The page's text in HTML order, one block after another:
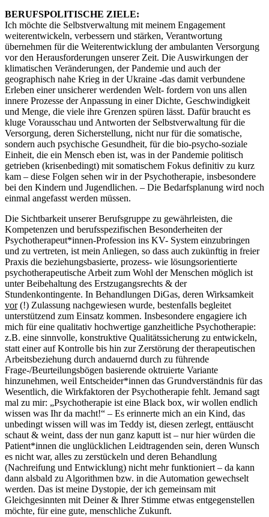
BERUFSPOLITISCHE ZIELE:
Ich möchte die Selbstverwaltung mit meinem Engagement
weiterentwickeln, verbessern und stärken, Verantwortung
übernehmen für die Weiterentwicklung der ambulanten Versorgung
vor den Herausforderungen unserer Zeit. Die Auswirkungen der
klimatischen Veränderungen, der Pandemie und auch der
geographisch nahe Krieg in der Ukraine -das damit verbundene
Erleben einer unsicherer werdenden Welt- fordern von uns allen
innere Prozesse der Anpassung in einer Dichte, Geschwindigkeit
und Menge, die viele ihre Grenzen spüren lässt. Dafür braucht es
kluge Vorausschau und Antworten der Selbstverwaltung für die
Versorgung, deren Sicherstellung, nicht nur für die somatische,
sondern auch psychische Gesundheit, für die bio-psycho-soziale
Einheit, die ein Mensch eben ist, was in der Pandemie politisch
getrieben (krisenbedingt) mit somatischem Fokus definitiv zu kurz
kam – diese Folgen sehen wir in der Psychotherapie, insbesondere
bei den Kindern und Jugendlichen. – Die Bedarfsplanung wird noch
einmal angefasst werden müssen.
Die Sichtbarkeit unserer Berufsgruppe zu gewährleisten, die
Kompetenzen und berufsspezifischen Besonderheiten der
Psychotherapeut*innen-Profession ins KV- System einzubringen
und zu vertreten, ist mein Anliegen, so dass auch zukünftig in freier
Praxis die beziehungsbasierte, prozess- wie lösungsorientierte
psychotherapeutische Arbeit zum Wohl der Menschen möglich ist
unter Beibehaltung des Erstzugangsrechts & der
Stundenkontingente. In Behandlungen DiGas, deren Wirksamkeit
vor(!) Zulassung nachgewiesen wurde, bestenfalls begleitet
unterstützend zum Einsatz kommen. Insbesondere engagiere ich
mich für eine qualitativ hochwertige ganzheitliche Psychotherapie:
z.B. eine sinnvolle, konstruktive Qualitätssicherung zu entwickeln,
statt einer auf Kontrolle bis hin zur Zerstörung der therapeutischen
Arbeitsbeziehung durch andauernd durch zu führende
Frage-/Beurteilungsbögen basierende oktruierte Variante
hinzunehmen, weil Entscheider*innen das Grundverständnis für das
Wesentlich, die Wirkfaktoren der Psychotherapie fehlt. Jemand sagt
mal zu mir: „Psychotherapie ist eine Black box, wir wollen endlich
wissen was Ihr da macht!“ – Es erinnerte mich an ein Kind, das
unbedingt wissen will was im Teddy ist, diesen zerlegt, enttäuscht
schaut & weint, dass der nun ganz kaputt ist – nur hier würden die
Patient*innen die unglücklichen Leidtragenden sein, deren Wunsch
es nicht war, alles zu zerstückeln und deren Behandlung
(Nachreifung und Entwicklung) nicht mehr funktioniert – da kann
dann alsbald zu Algorithmen bzw. in die Automation gewechselt
werden. Das ist meine Dystopie, der ich gemeinsam mit
Gleichgesinnten mit Deiner & Ihrer Stimme etwas entgegenstellen
möchte, für eine gute, menschliche Zukunft.